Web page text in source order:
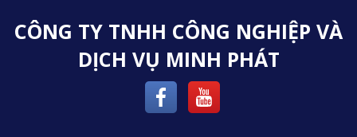
CÔNG TY TNHH CÔNG NGHIỆP VÀ
DỊCH VỤ MINH PHÁT